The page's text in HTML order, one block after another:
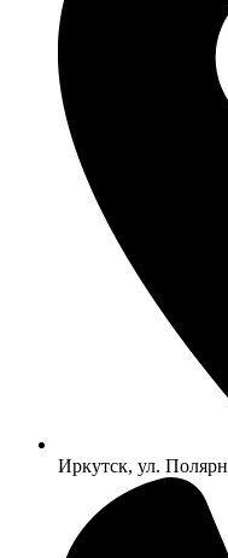
Иркутск, ул.